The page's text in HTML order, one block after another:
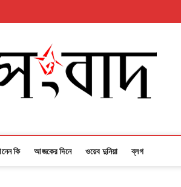
কি আজকের দিনে ওয়েব দুনিয়া ব্লগ